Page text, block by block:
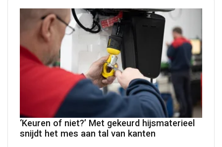
‘Keuren of niet?’ Met gekeurd hijsmaterieel
snijdt het mes aan tal van kanten